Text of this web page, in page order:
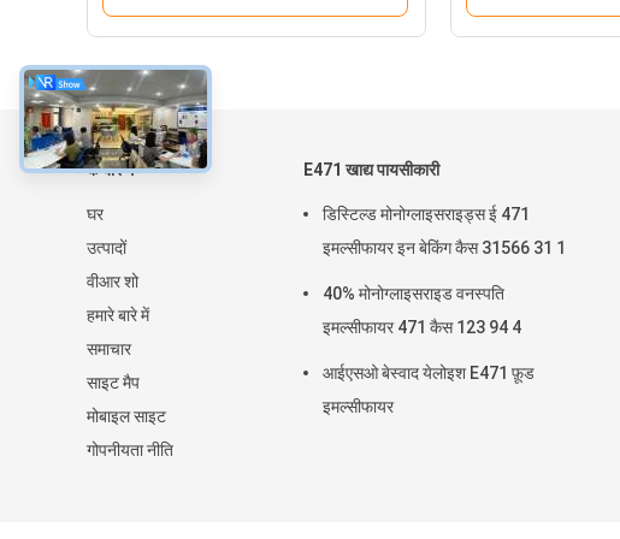
के बारे में
घर
उत्पादों
वीआर शो
हमारे बारे में
समाचार
साइट मैप
मोबाइल साइट
गोपनीयता नीति
E471 खाद्य पायसीकारी
डिस्टिल्ड मोनोग्लाइसराइड्स ई 471
इमल्सीफायर इन बेकिंग कैस 31566 31 1
40% मोनोग्लाइसराइड वनस्पति
इमल्सीफायर 471 कैस 123 94 4
आईएसओ बेस्वाद येलोइश E471 फ़ूड
इमल्सीफायर